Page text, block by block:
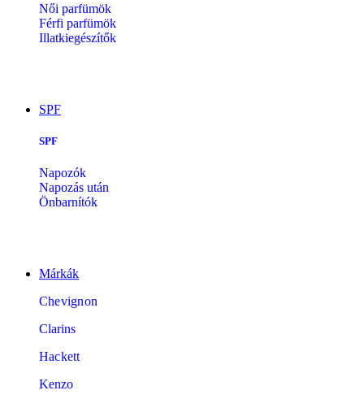
Női parfümök
Férfi parfümök
Illatkiegészítők
SPF
SPF
Napozók
Napozás után
Önbarnítók
Márkák
Chevignon
Clarins
Hackett
Kenzo